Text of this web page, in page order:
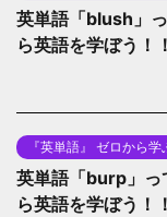
英単語「blush」
ら英語を学ぼう！！
『英単語』 ゼロから学
英単語「burp」っ
ら英語を学ぼう！！